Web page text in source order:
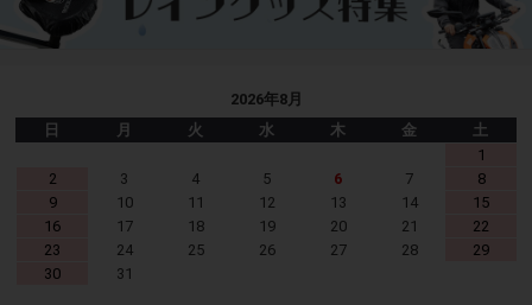
2026年8月
日
月 火 水 木 金
土
1
2
3 4 5 6 7
8
9
10 11 12 13 14
15
16
17 18 19 20 21
22
23
24 25 26 27 28
29
30
31